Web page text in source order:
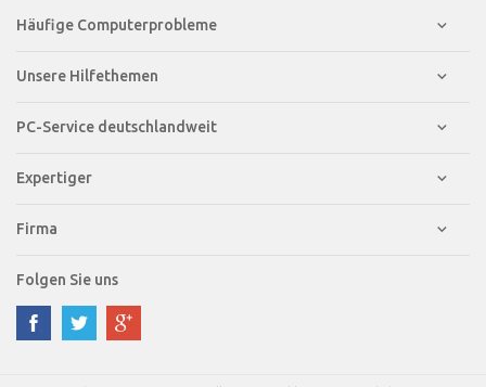
Häufige Computerprobleme
Unsere Hilfethemen
PC-Service deutschlandweit
Expertiger
Firma
Folgen Sie uns